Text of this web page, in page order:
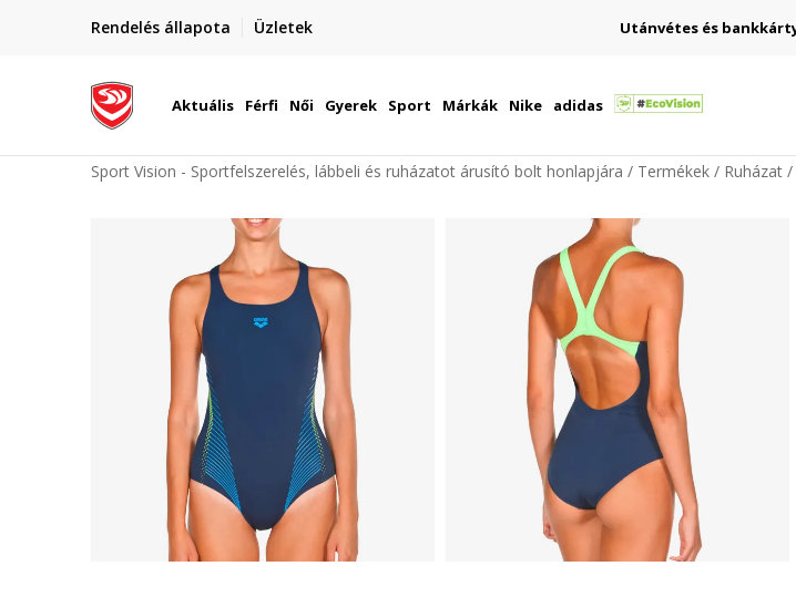
Rendelés állapota Üzletek
Szállítás Magyarország területén Utánvétes és
Aktuális Férfi Női Gyerek Sport Márkák Nike adidas
Sport Vision - Sportfelszerelés, lábbeli és ruházatot árusító bolt honlapjára Termékek Ruházat